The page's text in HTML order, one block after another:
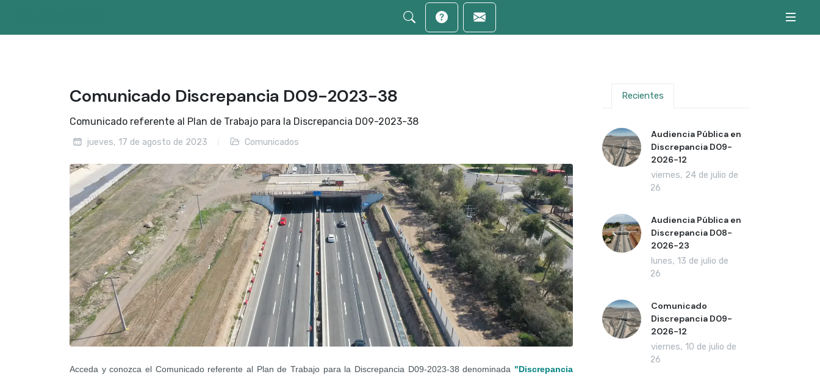
Comunicado Discrepancia D09-2023-38
Comunicado referente al Plan de Trabajo para la Discrepancia D09-2023-38
jueves, 17 de agosto de 2023 Comunicados
Acceda y conozca el Comunicado referente al Plan de Trabajo para la Discrepancia D09-2023-38 denominada "Discrepancia
Recientes
Audiencia Pública en
Discrepancia D09-
2026-12
viernes, 24 de julio de
2026
Audiencia Pública en
Discrepancia D08-
2026-23
lunes, 13 de julio de
2026
Comunicado
Discrepancia D09-
2026-12
viernes, 10 de julio de
2026